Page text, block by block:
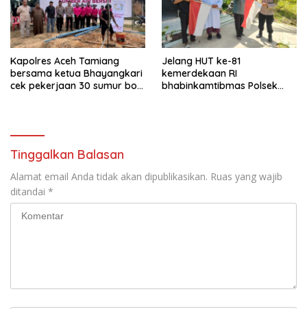
Kapolres Aceh Tamiang
bersama ketua Bhayangkari
cek pekerjaan 30 sumur bor
Jelang HUT ke-81
kemerdekaan RI
bhabinkamtibmas Polsek
Tinggalkan Balasan
Alamat email Anda tidak akan dipublikasikan. Ruas yang wajib
ditandai *